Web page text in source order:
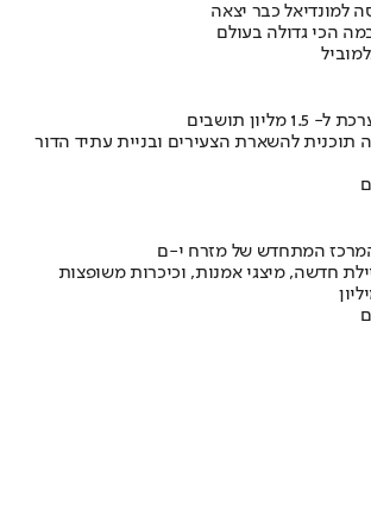
למונדיאל כבר יצאה
הכי גדולה בעולם
תוכנית להשארת הצעירים ובניית עתיד הדור
המרכז המתחדש של מזרח י-ם
חדשה, מיצגי אמנות, וכיכרות משופצות